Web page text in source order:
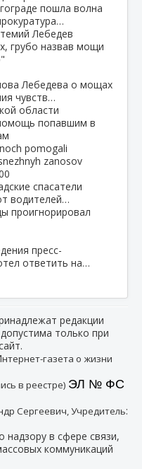
пошла волна
Лебедев
грубо назвав мощи
Лебедева о мощах
чувств…
области
попавшим в
спасатели
водителей…
проигнорировал
пресс-
ответить на…
редакции
только при
нтернет-газета о жизни
в реестре) ЭЛ № ФС
Сергеевич, Учредитель:
в сфере связи,
коммуникаций